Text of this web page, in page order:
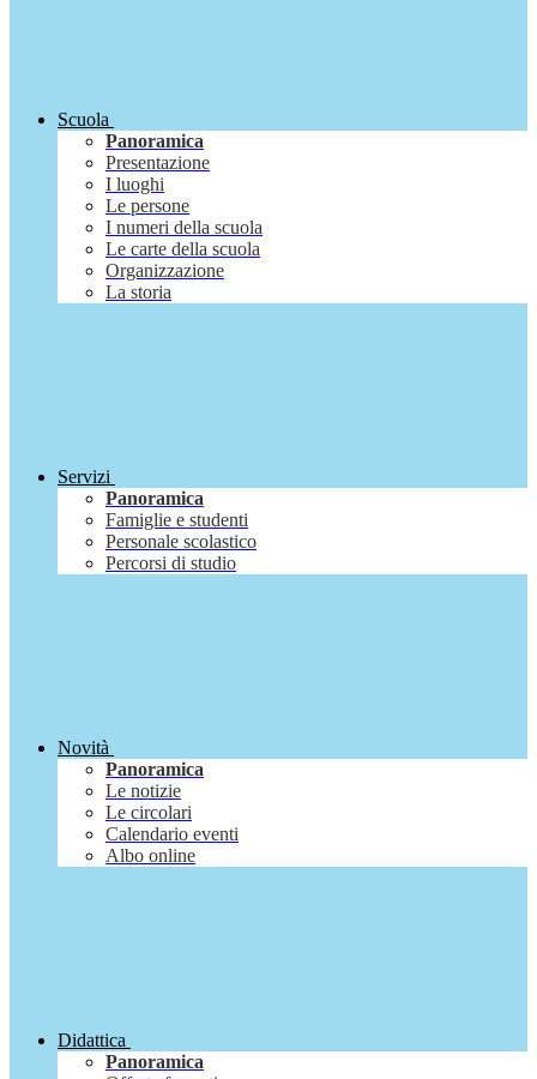
Scuola
Panoramica
Presentazione
I luoghi
Le persone
I numeri della scuola
Le carte della scuola
Organizzazione
La storia
Servizi
Panoramica
Famiglie e studenti
Personale scolastico
Percorsi di studio
Novità
Panoramica
Le notizie
Le circolari
Calendario eventi
Albo online
Didattica
Panoramica